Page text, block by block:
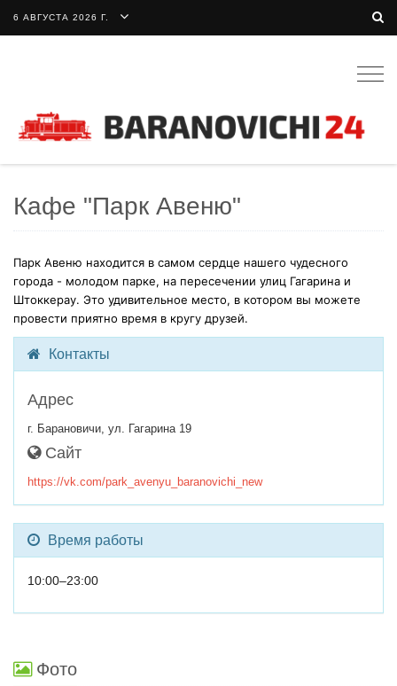
6 АВГУСТА 2026 Г.
Кафе "Парк Авеню"
Парк Авеню находится в самом сердце нашего чудесного
города - молодом парке, на пересечении улиц Гагарина и
Штоккерау. Это удивительное место, в котором вы можете
провести приятно время в кругу друзей.
Контакты
Адрес
г. Барановичи, ул. Гагарина 19
Сайт
https://vk.com/park_avenyu_baranovichi_new
Время работы
10:00–23:00
Фото